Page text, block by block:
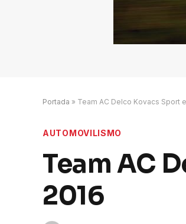
Portada » Team AC Delco Kovacs Sport
AUTOMOVILISMO
Team AC
2016